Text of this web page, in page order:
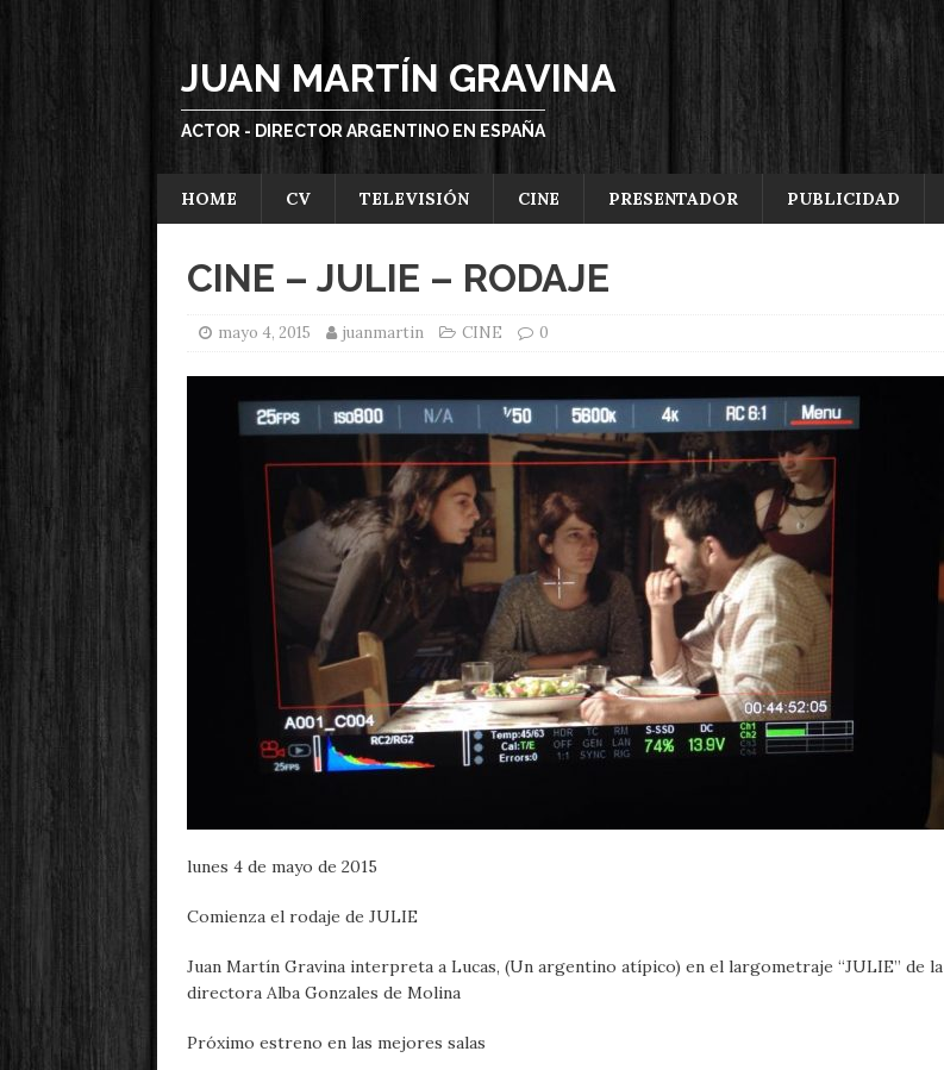
JUAN MARTÍN GRAVINA
ACTOR - DIRECTOR ARGENTINO EN ESPAÑA
HOME CV TELEVISIÓN CINE PRESENTADOR PUBLICIDAD
CINE – JULIE – RODAJE
mayo 4, 2015 juanmartin CINE 0
lunes 4 de mayo de 2015
Comienza el rodaje de JULIE
Juan Martín Gravina interpreta a Lucas, (Un argentino atípico) en el largometraje “JULIE” de la
directora Alba Gonzales de Molina
Próximo estreno en las mejores salas